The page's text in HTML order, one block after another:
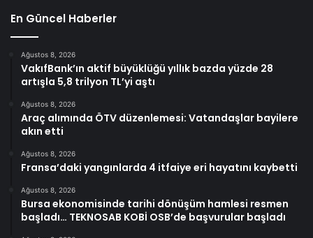
En Güncel Haberler
Ağustos 8, 2026
VakıfBank’ın aktif büyüklüğü yıllık bazda yüzde 28
artışla 5,8 trilyon TL’yi aştı
Ağustos 8, 2026
Araç alımında ÖTV düzenlemesi: Vatandaşlar bayilere
akın etti
Ağustos 8, 2026
Fransa’daki yangınlarda 4 itfaiye eri hayatını kaybetti
Ağustos 8, 2026
Bursa ekonomisinde tarihi dönüşüm hamlesi resmen
başladı… TEKNOSAB KOBİ OSB’de başvurular başladı